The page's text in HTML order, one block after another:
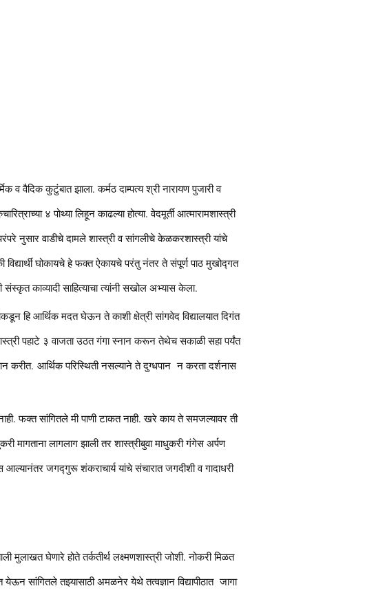
व वैदिक कुटुंबात झाला. कर्मठ दाम्पत्य श्री नारायण पुजारी व
४ पोथ्या लिहून काढल्या होत्या. वेदमूर्ती आत्मारामशास्त्री
नुसार वाडीचे दामले शास्त्री व सांगलीचे केळकरशास्त्री यांचे
घोकायचे हे फक्त ऐकायचे परंतु नंतर ते संपूर्ण पाठ मुखोद्गत
काव्यादी साहित्याचा त्यांनी सखोल अभ्यास केला.
हि आर्थिक मदत घेऊन ते काशी क्षेत्री सांगवेद विद्यालयात दिगंत
पहाटे ३ वाजता उठत गंगा स्नान करून तेथेच सकाळी सहा पर्यंत
करीत. आर्थिक परिस्थिती नसल्याने ते दुग्धपान न करता दर्शनास
फक्त सांगितले मी पाणी टाकत नाही. खरे काय ते समजल्यावर ती
मागताना लागलाग झाली तर शास्त्रीबुवा माधुकरी गंगेस अर्पण
जगद्गुरू शंकराचार्य यांचे संचारात जगदीशी व गादाधरी
मुलाखत घेणारे होते तर्कतीर्थ लक्ष्मणशास्त्री जोशी. नोकरी मिळत
सांगितले तझ्यासाठी अमळनेर येथे तत्वज्ञान विद्यापीठात जागा